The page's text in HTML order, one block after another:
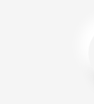
Zum